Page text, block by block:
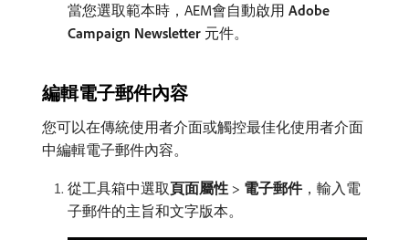
當您選取範本時，AEM會自動啟用​ Adobe
Campaign Newsletter ​元件。
編輯電子郵件內容
您可以在傳統使用者介面或觸控最佳化使用者介面
中編輯電子郵件內容。
從工具箱中選取​頁面屬性 > 電子郵件，輸入電
子郵件的主旨和文字版本。